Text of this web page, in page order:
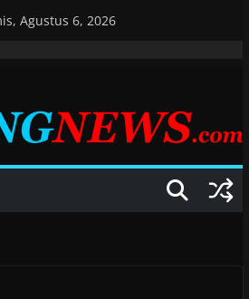
Agustus 6, 2026